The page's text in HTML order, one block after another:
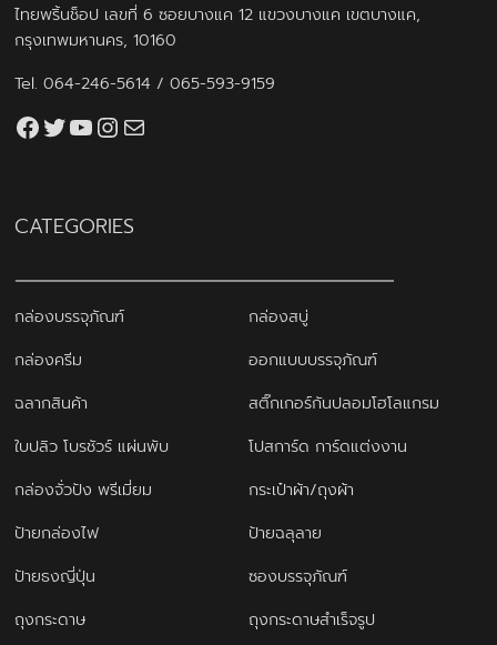
ไทยพริ้นช็อป เลขที่ 6 ซอยบางแค 12 แขวงบางแค เขตบางแค,
กรุงเทพมหานคร, 10160
Tel.064-246-5614 /065-593-9159
Facebook
Twitter
YouTube
Instagram
thaiprintshop.aw@gmail.com
CATEGORIES
กล่องบรรจุภัณฑ์
กล่องสบู่
กล่องครีม
ออกแบบบรรจุภัณฑ์
ฉลากสินค้า
สติ๊กเกอร์กันปลอมโฮโลแกรม
ใบปลิว โบรชัวร์ แผ่นพับ
โปสการ์ด การ์ดแต่งงาน
กล่องจั่วปัง พรีเมี่ยม
กระเป๋าผ้า/ถุงผ้า
ป้ายกล่องไฟ
ป้ายฉลุลาย
ป้ายธงญี่ปุ่น
ซองบรรจุภัณฑ์
ถุงกระดาษ
ถุงกระดาษสำเร็จรูป